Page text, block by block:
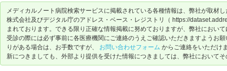
メディカルノート病院検索サービスに掲載されている各種情報は、弊社が取材
株式会社及びデジタル庁のアドレス・ベース・レジストリ（ https://
まれております。できる限り正確な情報掲載に努めておりますが、弊社におい
受診の際には必ず事前に各医療機関にご連絡のうえご確認いただきますようお
りがある場合は、お手数ですが、 お問い合わせフォーム からご連絡をいただけ
新につきましても、外部より提供を受けた情報につきましては、弊社において